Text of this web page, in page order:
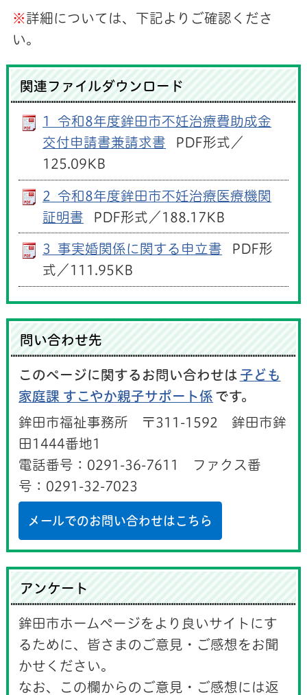
※ 詳細については、下記よりご確認くださ
い。
関連ファイルダウンロード
1_令和8年度鉾田市不妊治療費助成金
交付申請書兼請求書
PDF形式／
125.09KB
2_令和8年度鉾田市不妊治療医療機関
証明書
PDF形式／188.17KB
3_事実婚関係に関する申立書
PDF形
式／111.95KB
問い合わせ先
このページに関するお問い合わせは 子ども
家庭課 すこやか親子サポート係 です。
鉾田市福祉事務所 〒311-1592 鉾田市鉾
田1444番地1
電話番号：0291-36-7611 ファクス番
号：0291-32-7023
メールでのお問い合わせはこちら
アンケート
鉾田市ホームページをより良いサイトにす
るために、皆さまのご意見・ご感想をお聞
かせください。
なお、この欄からのご意見・ご感想には返